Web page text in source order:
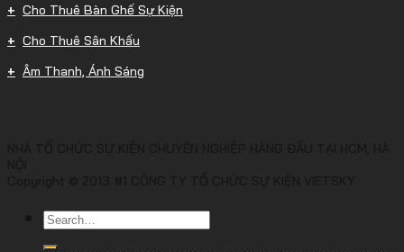
Cho Thuê Bàn Ghế Sự Kiện
Cho Thuê Sân Khấu
Âm Thanh, Ánh Sáng